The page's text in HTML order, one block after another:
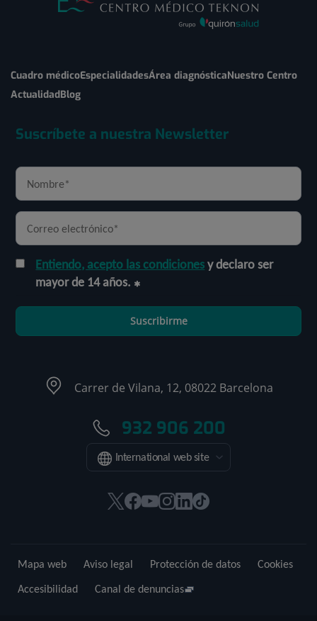
Cuadro médicoEspecialidadesÁrea diagnósticaNuestro Centro
ActualidadBlog
Suscríbete a nuestra Newsletter
Entiendo, acepto las condicionesy declaro ser
mayor de 14 años.
Suscribirme
Carrer de Vilana, 12, 08022 Barcelona
932 906 200
International web site
Este
en
una
Este
en
una
Este
en
una
Este
en
una
Este
en
una
Enlace
externa.
Mapa web Aviso legal Protección de datos
Cookies
Accesibilidad
Canal de denuncias